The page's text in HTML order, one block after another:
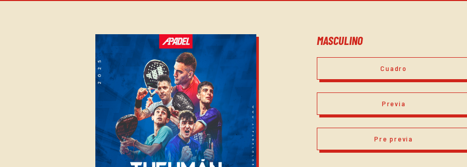
MASCULINO
Cuadro
Previa
Pre previa